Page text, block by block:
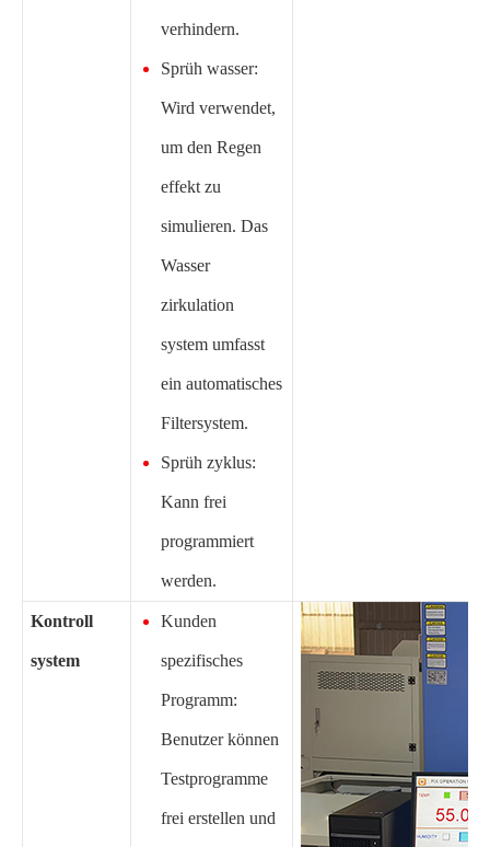
verhindern.
Sprüh wasser:
Wird verwendet,
um den Regen
effekt zu
simulieren. Das
Wasser
zirkulation
system umfasst
ein automatisches
Filtersystem.
Sprüh zyklus:
Kann frei
programmiert
werden.
Kontroll
system
Kunden
spezifisches
Programm:
Benutzer können
Testprogramme
frei erstellen und